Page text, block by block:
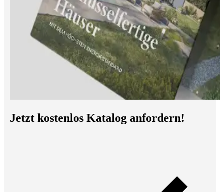
Jetzt kostenlos Katalog anfordern!